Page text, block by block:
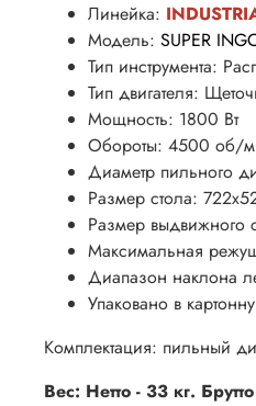
Линейка:
Модель: SUPER
Тип инструмента:
Тип двигателя:
Мощность: 1800 Вт
Обороты: 4500 об/
Диаметр пильного
Размер стола:
Размер выдвижного
Максимальная
Диапазон наклона
Упаковано в
Комплектация: пильный
Вес: Нетто - 33 кг.